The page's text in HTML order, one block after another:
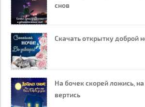
снов
Скачать открытку доброй
На бочек скорей ложись,
вертись